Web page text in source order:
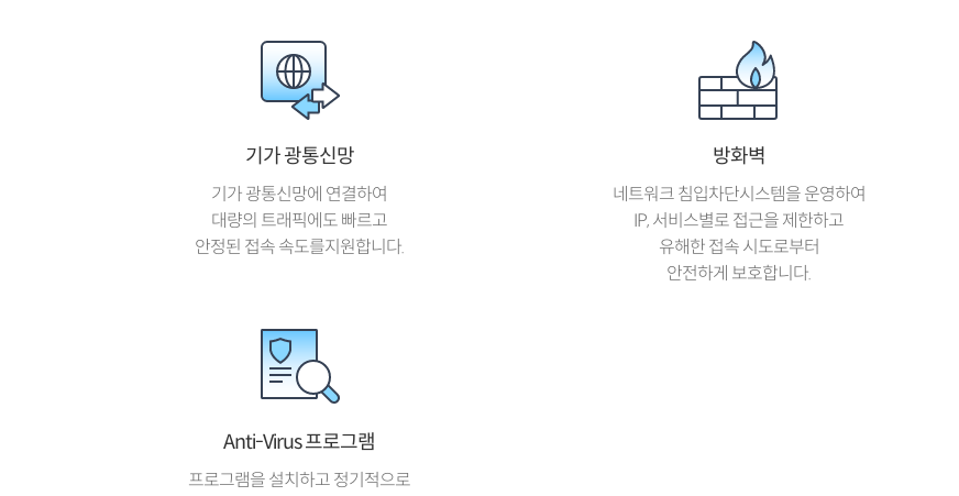
기가 광통신망
기가 광통신망에 연결하여
대량의 트래픽에도 빠르고
안정된 접속 속도를지원합니다.
방화벽
네트워크 침입차단시스템을 운영하여
IP, 서비스별로 접근을 제한하고
유해한 접속 시도로부터
안전하게 보호합니다.
Anti-Virus 프로그램
프로그램을 설치하고 정기적으로